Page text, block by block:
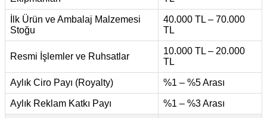
İlk Ürün ve Ambalaj Malzemesi
Stoğu
40.000 TL – 70.000
TL
Resmi İşlemler ve Ruhsatlar
10.000 TL – 20.000
TL
Aylık Ciro Payı (Royalty) %1 – %5 Arası
Aylık Reklam Katkı Payı %1 – %3 Arası